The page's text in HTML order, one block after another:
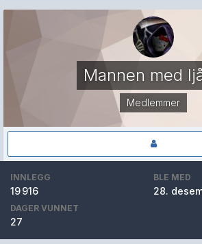
Mannen med
Medlemmer
INNLEGG
19 916
BLE MED
28.
DAGER VUNNET
27